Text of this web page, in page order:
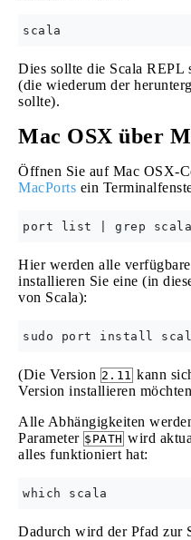
Dies sollte die Scala REPL
(die wiederum der
sollte).
Mac OSX über
Öffnen Sie auf Mac OSX-
MacPorts ein
Hier werden alle
installieren Sie eine (in
von Scala):
(Die Version 2.11 kann
Version installieren
Alle Abhängigkeiten
Parameter $PATH wird
alles funktioniert hat:
Dadurch wird der Pfad zur